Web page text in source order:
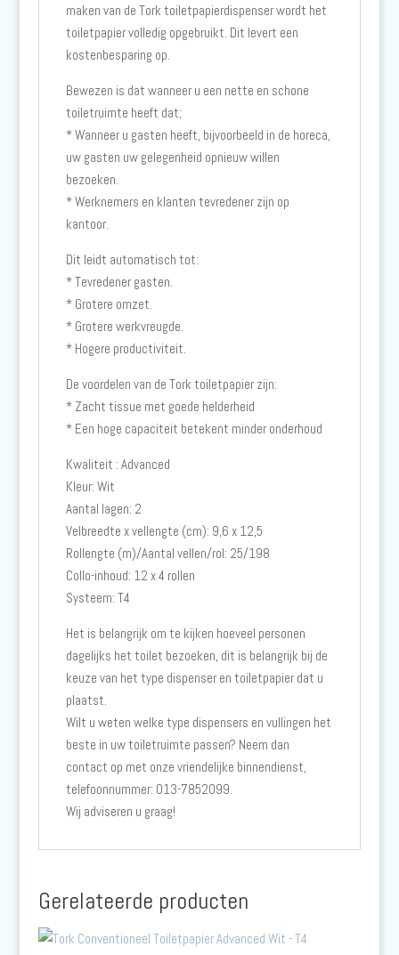
maken van de Tork toiletpapierdispenser wordt het
toiletpapier volledig opgebruikt. Dit levert een
kostenbesparing op.
Bewezen is dat wanneer u een nette en schone
toiletruimte heeft dat;
* Wanneer u gasten heeft, bijvoorbeeld in de horeca,
uw gasten uw gelegenheid opnieuw willen
bezoeken.
* Werknemers en klanten tevredener zijn op
kantoor.
Dit leidt automatisch tot:
* Tevredener gasten.
* Grotere omzet.
* Grotere werkvreugde.
* Hogere productiviteit.
De voordelen van de Tork toiletpapier zijn:
* Zacht tissue met goede helderheid
* Een hoge capaciteit betekent minder onderhoud
Kwaliteit : Advanced
Kleur: Wit
Aantal lagen: 2
Velbreedte x vellengte (cm): 9,6 x 12,5
Rollengte (m)/Aantal vellen/rol: 25/198
Collo-inhoud: 12 x 4 rollen
Systeem: T4
Het is belangrijk om te kijken hoeveel personen
dagelijks het toilet bezoeken, dit is belangrijk bij de
keuze van het type dispenser en toiletpapier dat u
plaatst.
Wilt u weten welke type dispensers en vullingen het
beste in uw toiletruimte passen? Neem dan
contact op met onze vriendelijke binnendienst,
telefoonnummer: 013-7852099.
Wij adviseren u graag!
Gerelateerde producten